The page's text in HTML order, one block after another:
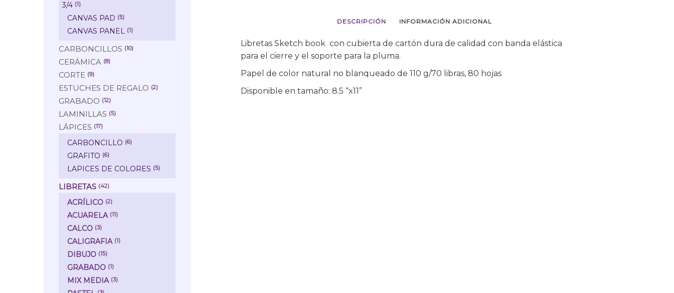
DESCRIPCIÓN INFORMACIÓN ADICIONAL
Libretas Sketch book con cubierta de cartón dura de calidad con banda elástica
para el cierre y el soporte para la pluma.
Papel de color natural no blanqueado de 110 g/70 libras, 80 hojas
Disponible en tamaño: 8.5 “x11”
3/4 (1)
CANVAS PAD (5)
CANVAS PANEL (1)
CARBONCILLOS (10)
CERÁMICA (8)
CORTE (9)
ESTUCHES DE REGALO (2)
GRABADO (12)
LAMINILLAS (5)
LÁPICES (17)
CARBONCILLO (6)
GRAFITO (6)
LAPICES DE COLORES (5)
LIBRETAS (42)
ACRÍLICO (2)
ACUARELA (11)
CALCO (3)
CALIGRAFIA (1)
DIBUJO (15)
GRABADO (1)
MIX MEDIA (3)